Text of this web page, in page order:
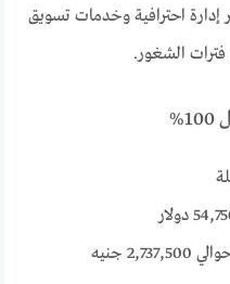
إدارة احترافية وخدمات تسويق
الشغور.
جنيه